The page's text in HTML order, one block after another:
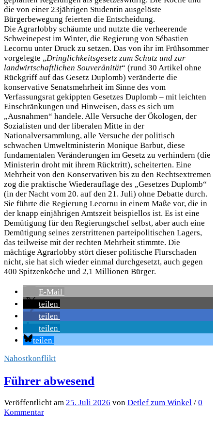
die von einer 23jährigen Studentin ausgelöste
Bürgerbewegung feierten die Entscheidung.
Die Agrarlobby schäumte und nutzte die verheerende
Schweinepest im Winter, die Regierung von Sébastien
Lecornu unter Druck zu setzen. Das von ihr im Frühsommer
vorgelegte „Dringlichkeitsgesetz zum Schutz und zur
landwirtschaftlichen Souveränität“ (rund 30 Artikel ohne
Rückgriff auf das Gesetz Duplomb) veränderte die
konservative Senatsmehrheit im Sinne des vom
Verfassungsrat gekippten Gesetzes Duplomb – mit leichten
Einschränkungen und Hinweisen, dass es sich um
„Ausnahmen“ handele. Alle Versuche der Ökologen, der
Sozialisten und der liberalen Mitte in der
Nationalversammlung, alle Versuche der politisch
schwachen Umweltministerin Monique Barbut, diese
fundamentalen Veränderungen im Gesetz zu verhindern (die
Ministerin droht mit ihrem Rücktritt), scheiterten. Eine
Mehrheit von den Konservativen bis zu den Rechtsextremen
zog die praktische Wiederauflage des „Gesetzes Duplomb“
(in der Nacht vom 20. auf den 21. Juli) ohne Debatte durch.
Sie führte die Regierung Lecornu in einem Maße vor, die in
der knapp einjährigen Amtszeit beispiellos ist. Es ist eine
Demütigung für den Regierungschef selbst, aber auch eine
Demütigung seines zerstrittenen parteipolitischen Lagers,
das teilweise mit der rechten Mehrheit stimmte. Die
mächtige Agrarlobby stört dieser politische Flurschaden
nicht, sie hat sich wieder einmal durchgesetzt, auch gegen
400 Spitzenköche und 2,1 Millionen Bürger.
E-Mail
teilen
teilen
teilen
teilen
Nahostkonflikt
Führer abwesend
Veröffentlicht am 25. Juli 2026 von Detlef zum Winkel / 0
Kommentar